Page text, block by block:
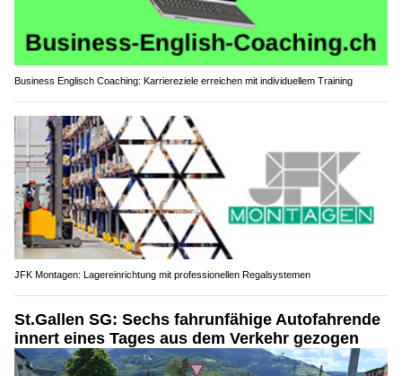
Business Englisch Coaching: Karriereziele erreichen mit individuellem Training
JFK Montagen: Lagereinrichtung mit professionellen Regalsystemen
St.Gallen SG: Sechs fahrunfähige Autofahrende
innert eines Tages aus dem Verkehr gezogen